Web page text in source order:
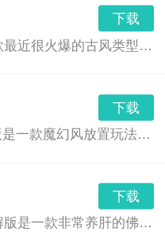
下载
梦浮灯安卓版是一款最近很火爆的古风类型的恋爱手机游戏。梦浮灯游戏中有着精美的画面和音效，中国风的画风，各具特色的男对象，精彩的CG动画，根据你的选择也会产生不同的结局。
下载
剑与远征1.36破解版是一款魔幻风放置玩法的卡牌养成游戏,玩家们将会继承神灵的意志,前去讨伐黑暗之力,这里拥有着非常奇幻的游...,剑与远征1.36破解版免费下载地址...
下载
集合啦动物之森破解版是一款非常养肝的佛系游戏,不像一般的种田游戏一样需要爆肝刷材料,最主要的玩法还是社交,你可以和好朋友们在...,集合啦动物之森免费下载地址...